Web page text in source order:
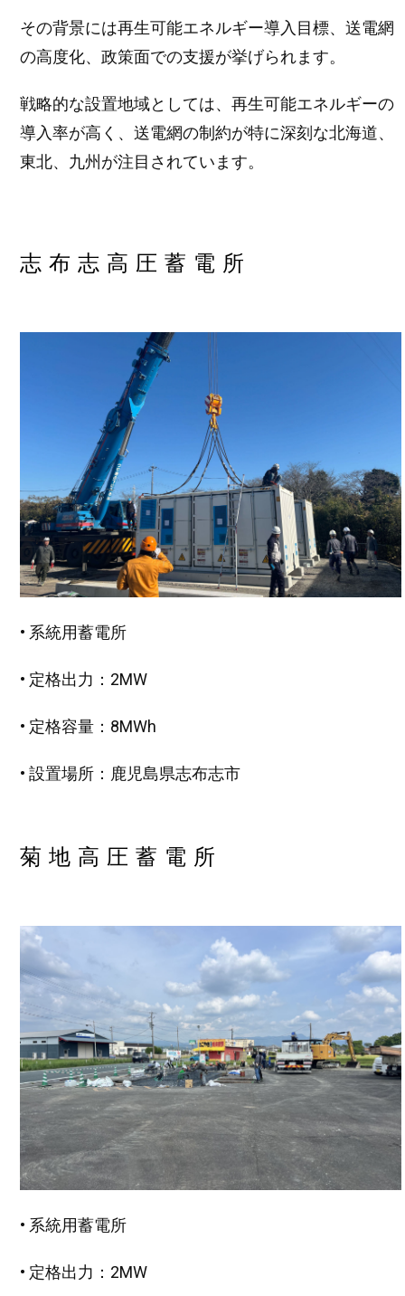
その背景には再生可能エネルギー導入目標、送電網
の高度化、政策面での支援が挙げられます。
戦略的な設置地域としては、再生可能エネルギーの
導入率が高く、送電網の制約が特に深刻な北海道、
東北、九州が注目されています。
志布志高圧蓄電所
• 系統用蓄電所
• 定格出力：2MW
• 定格容量：8MWh
• 設置場所：鹿児島県志布志市
菊地高圧蓄電所
• 系統用蓄電所
• 定格出力：2MW